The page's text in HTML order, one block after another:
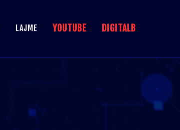
LAJME YOUTUBE DIGITALB